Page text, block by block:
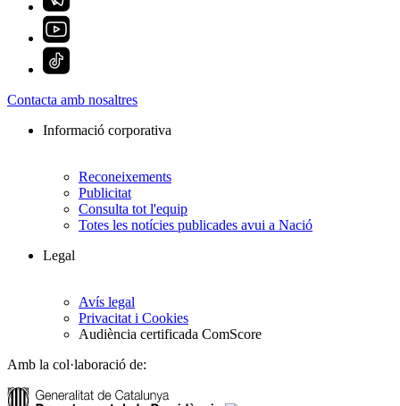
Contacta amb nosaltres
Informació corporativa
Reconeixements
Publicitat
Consulta tot l'equip
Totes les notícies publicades avui a Nació
Legal
Avís legal
Privacitat i Cookies
Audiència certificada ComScore
Amb la col·laboració de: